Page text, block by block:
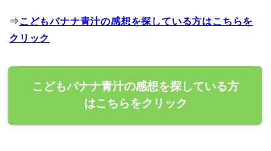
⇒ こどもバナナ青汁の感想を探している方はこちらを
クリック
こどもバナナ青汁の感想を探している方
はこちらをクリック